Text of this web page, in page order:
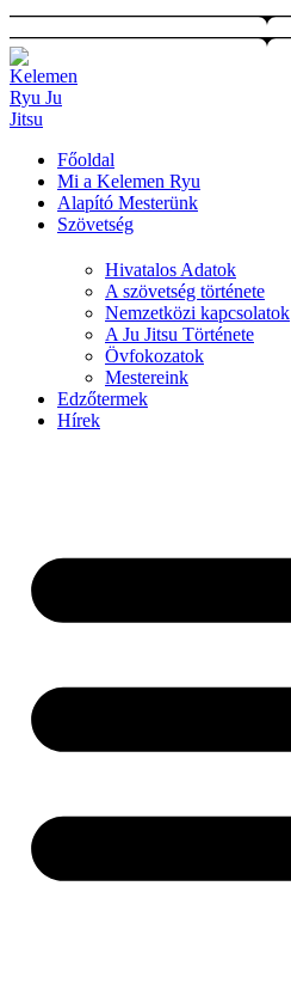
Ugrás
a
tartalomhoz
Főoldal
Mi a Kelemen Ryu
Alapító Mesterünk
Szövetség
Hivatalos Adatok
A szövetség története
Nemzetközi kapcsolatok
A Ju Jitsu Története
Övfokozatok
Mestereink
Edzőtermek
Hírek